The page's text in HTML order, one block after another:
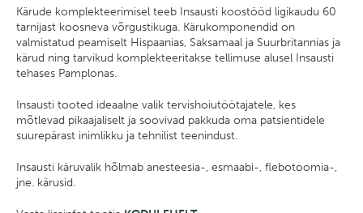
Kärude komplekteerimisel teeb Insausti koostööd ligikaudu 60
tarnijast koosneva võrgustikuga. Kärukomponendid on
valmistatud peamiselt Hispaanias, Saksamaal ja Suurbritannias ja
kärud ning tarvikud komplekteeritakse tellimuse alusel Insausti
tehases Pamplonas.
Insausti tooted ideaalne valik tervishoiutöötajatele, kes
mõtlevad pikaajaliselt ja soovivad pakkuda oma patsientidele
suurepärast inimlikku ja tehnilist teenindust.
Insausti käruvalik hõlmab anesteesia-, esmaabi-, flebotoomia-,
jne. kärusid.